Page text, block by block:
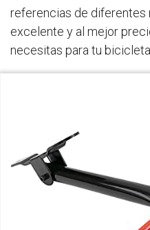
referencias de diferentes
excelente y al mejor
necesitas para tu bicicleta.